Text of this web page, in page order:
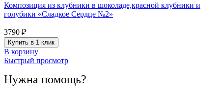
Композиция из клубники в шоколаде,красной клубники и
голубики «Сладкое Сердце №2»
3790 ₽
Купить в 1 клик
В корзину
Быстрый просмотр
Нужна помощь?